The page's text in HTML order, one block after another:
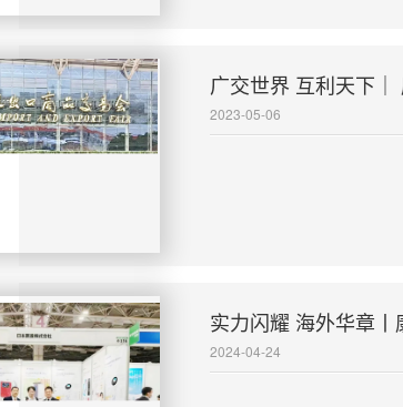
广交世界 互利天下｜
2023-05-06
实力闪耀 海外华章
2024-04-24